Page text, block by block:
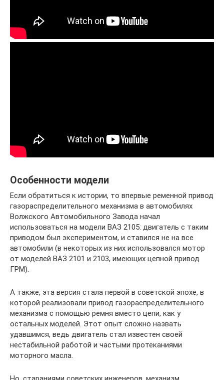
Особенности модели
Если обратиться к истории, то впервые ременной привод
газораспределительного механизма в автомобилях
Волжского Автомобильного Завода начал
использоваться на модели ВАЗ 2105: двигатель с таким
приводом был экспериментом, и ставился не на все
автомобили (в некоторых из них использовался мотор
от моделей ВАЗ 2101 и 2103, имеющих цепной привод
ГРМ).
А также, эта версия стала первой в советской эпохе, в
которой реализовали привод газораспределительного
механизма с помощью ремня вместо цепи, как у
остальных моделей. Этот опыт сложно назвать
удавшимся, ведь двигатель стал известен своей
нестабильной работой и частыми протеканиями
моторного масла.